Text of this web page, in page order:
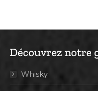
Découvrez notre
Whisky